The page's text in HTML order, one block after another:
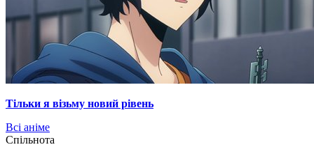
Тільки я візьму новий рівень
Всі аніме
Cпільнота